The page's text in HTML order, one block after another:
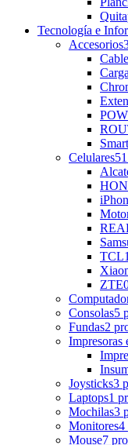
Tecnología e
Accesorios
Celulares
TCL
ZTE
Consolas5
Fundas2
Impresoras
Joysticks3
Laptops1
Mochilas3
Monitores4
Mouse7